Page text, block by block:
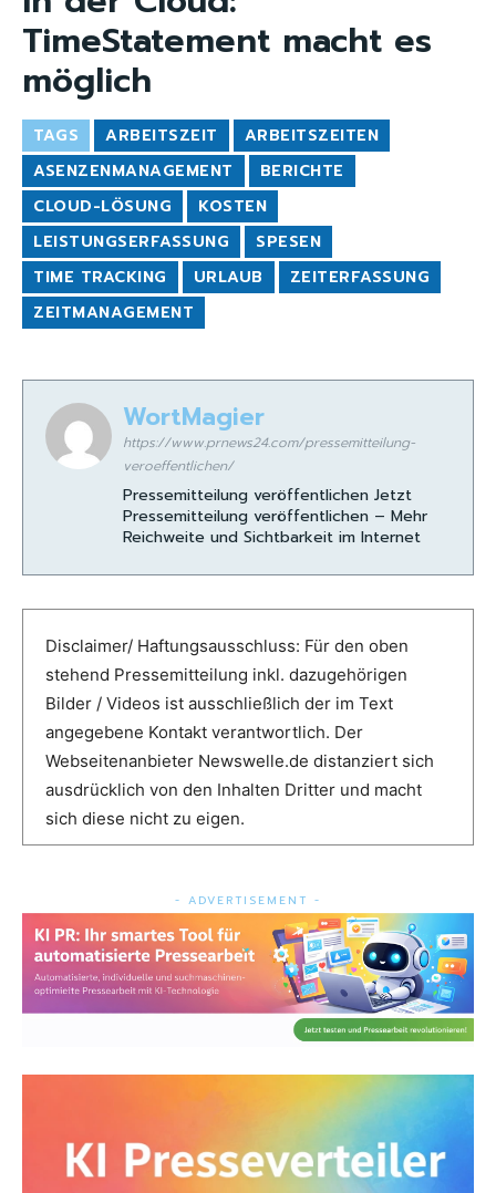
TimeStatement macht es
möglich
TAGS ARBEITSZEIT
ARBEITSZEITEN
ASENZENMANAGEMENT
BERICHTE
CLOUD-LÖSUNG
KOSTEN
LEISTUNGSERFASSUNG
SPESEN
TIME TRACKING
URLAUB
ZEITERFASSUNG
ZEITMANAGEMENT
WortMagier
https://www.prnews24.com/pressemitteilung-
veroeffentlichen/
Pressemitteilung veröffentlichen Jetzt
Pressemitteilung veröffentlichen – Mehr
Reichweite und Sichtbarkeit im Internet
Disclaimer/ Haftungsausschluss: Für den oben
stehend Pressemitteilung inkl. dazugehörigen
Bilder / Videos ist ausschließlich der im Text
angegebene Kontakt verantwortlich. Der
Webseitenanbieter Newswelle.de distanziert sich
ausdrücklich von den Inhalten Dritter und macht
sich diese nicht zu eigen.
- ADVERTISEMENT -